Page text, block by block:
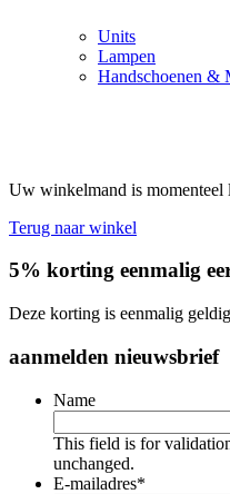
Units
Lampen
Handschoenen &
Uw winkelmand is momenteel
Terug naar winkel
5% korting eenmalig
Deze korting is eenmalig
aanmelden nieuwsbrief
Name
This field is for
unchanged.
E-mailadres*